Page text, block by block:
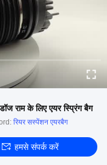
राम के लिए एयर स्प्रिंग बैग
रियर सस्पेंशन एयरबैग
हमसे संपर्क करें